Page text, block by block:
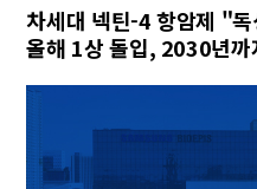
차세대 넥틴-4 항암제 "
올해 1상 돌입, 2030년까